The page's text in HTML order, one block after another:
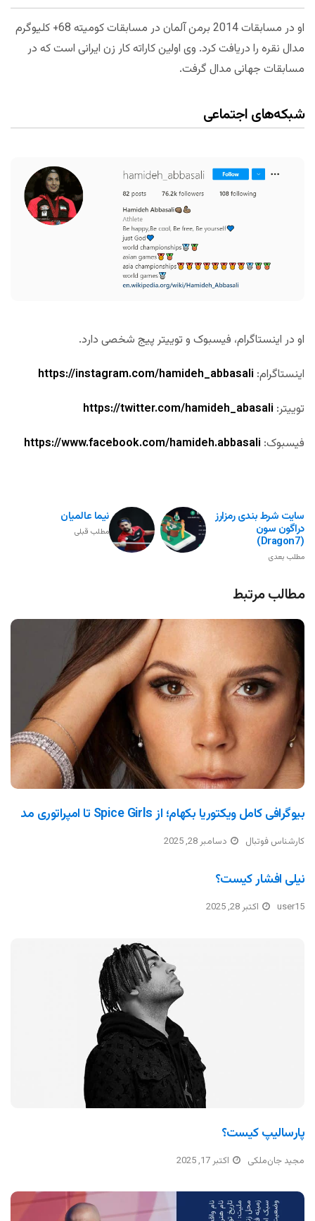
او در مسابقات 2014 برمن آلمان در مسابقات کومیته 68+ کلیوگرم
مدال نقره را دریافت کرد. وی اولین کاراته کار زن ایرانی است که در
مسابقات جهانی مدال گرفت.
شبکه‌های اجتماعی
او در اینستاگرام، فیسبوک و توییتر پیج شخصی دارد.
اینستاگرام: https://instagram.com/hamideh_abbasali
توییتر: https://twitter.com/hamideh_abasali
فیسبوک: https://www.facebook.com/hamideh.abbasali
نیما عالمیان
مطلب قبلی
سایت شرط بندی رمزارز
دراگون سون
(Dragon7)
مطلب بعدی
مطالب مرتبط
بیوگرافی کامل ویکتوریا بکهام؛ از Spice Girls تا امپراتوری مد
کارشناس فوتبال دسامبر 28, 2025
نیلی افشار کیست؟
user15 اکتبر 28, 2025
پارسالیپ کیست؟
مجید جان‌ملکی اکتبر 17, 2025